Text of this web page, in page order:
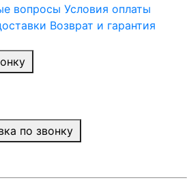
вопросы Условия оплаты
Возврат и гарантия
по звонку